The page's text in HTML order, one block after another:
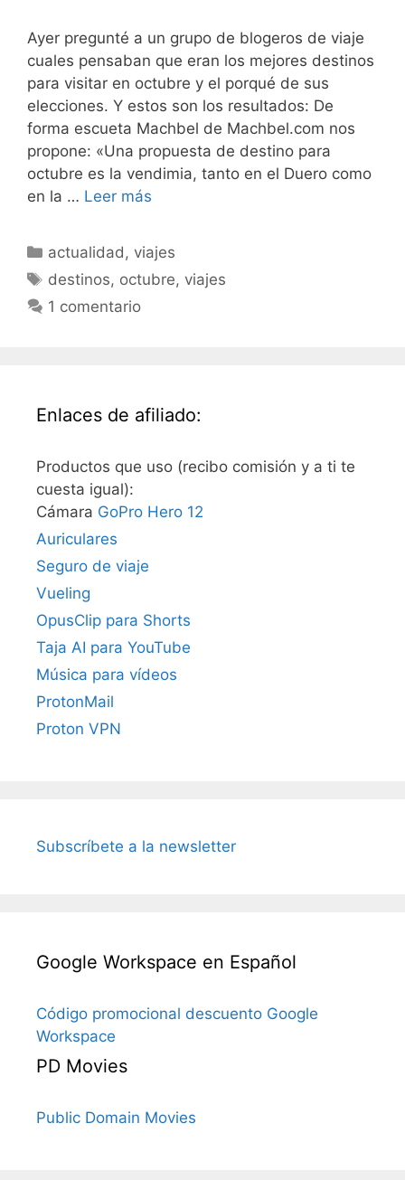
Ayer pregunté a un grupo de blogeros de viaje
cuales pensaban que eran los mejores destinos
para visitar en octubre y el porqué de sus
elecciones. Y estos son los resultados: De
forma escueta Machbel de Machbel.com nos
propone: «Una propuesta de destino para
octubre es la vendimia, tanto en el Duero como
en la … Leer más
Categorías
actualidad , viajes
Etiquetas
destinos, octubre, viajes
1 comentario
Enlaces de afiliado:
Productos que uso (recibo comisión y a ti te
cuesta igual):
Cámara GoPro Hero 12
Auriculares
Seguro de viaje
Vueling
OpusClip para Shorts
Taja AI para YouTube
Música para vídeos
ProtonMail
Proton VPN
Subscríbete a la newsletter
Google Workspace en Español
Código promocional descuento Google
Workspace
PD Movies
Public Domain Movies